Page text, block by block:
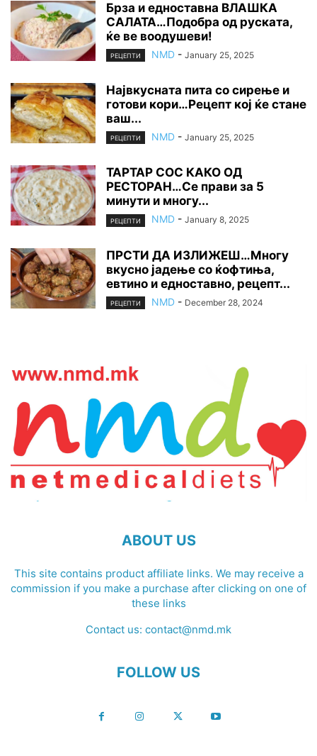
Брза и едноставна ВЛАШКА
САЛАТА…Подобра од руската,
ќе ве воодушеви!
РЕЦЕПТИ NMD - January 25, 2025
Највкусната пита со сирење и
готови кори…Рецепт кој ќе стане
ваш...
РЕЦЕПТИ NMD - January 25, 2025
ТАРТАР СОС КАКО ОД
РЕСТОРАН…Се прави за 5
минути и многу...
РЕЦЕПТИ NMD - January 8, 2025
ПРСТИ ДА ИЗЛИЖЕШ…Многу
вкусно јадење со ќофтиња,
евтино и едноставно, рецепт...
РЕЦЕПТИ NMD - December 28, 2024
ABOUT US
This site contains product affiliate links. We may receive a
commission if you make a purchase after clicking on one of
these links
Contact us: contact@nmd.mk
FOLLOW US